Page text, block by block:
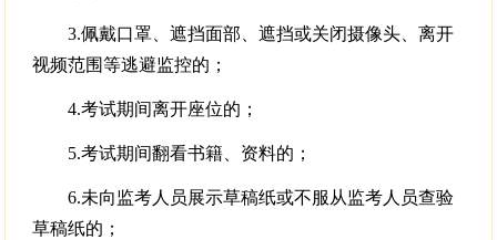
3.佩戴口罩、遮挡面部、遮挡或关闭摄像头、离开
视频范围等逃避监控的；
4.考试期间离开座位的；
5.考试期间翻看书籍、资料的；
6.未向监考人员展示草稿纸或不服从监考人员查验
草稿纸的；